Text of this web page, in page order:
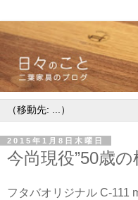
2015年1月8日木曜日
今尚現役”50歳
フタバオリジナル C-111